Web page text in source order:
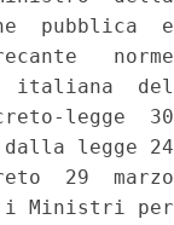
pubblica  e
norme
italiana  del
legge  30
legge 24
29  marzo
i Ministri per